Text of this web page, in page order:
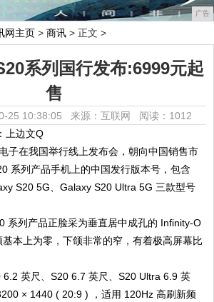
广告
网主页 > 商讯 > 正文 >
系列国行发布:6999元起
售
25 10:38:05 来源：互联网 阅读：1012
上边文Q
子在我国举行线上发布会，朝向中国销售市
系列产品手机上的中国发行版本号，包含
S20 5G、Galaxy S20 Ultra 5G 三款型号
系列产品正脸采为垂直居中成孔的 Infinity-O
本上为零，下颌非常的窄，有着极高屏幕比
6.2 英尺、S20 6.7 英尺、S20 Ultra 6.9 英
× 1440 ( 20:9 ) ，适用 120Hz 高刷新频